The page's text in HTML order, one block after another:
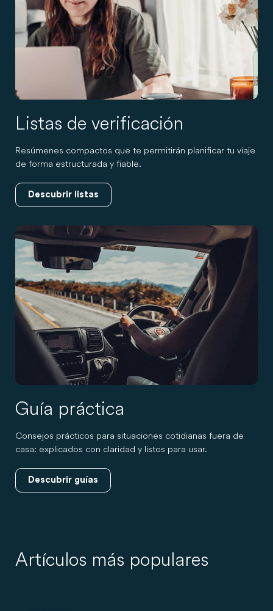
Listas de verificación
Resúmenes compactos que te permitirán planificar tu viaje
de forma estructurada y fiable.
Descubrir listas
Guía práctica
Consejos prácticos para situaciones cotidianas fuera de
casa: explicados con claridad y listos para usar.
Descubrir guías
Artículos más populares